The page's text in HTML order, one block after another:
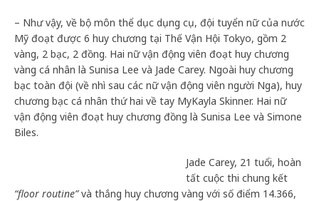
– Như vậy, về bộ môn thể dục dụng cụ, đội tuyển nữ của nước
Mỹ đoạt được 6 huy chương tại Thế Vận Hội Tokyo, gồm 2
vàng, 2 bạc, 2 đồng. Hai nữ vận động viên đoạt huy chương
vàng cá nhân là Sunisa Lee và Jade Carey. Ngoài huy chương
bạc toàn đội (về nhì sau các nữ vận động viên người Nga), huy
chương bạc cá nhân thứ hai về tay MyKayla Skinner. Hai nữ
vận động viên đoạt huy chương đồng là Sunisa Lee và Simone
Biles.
Jade Carey, 21 tuổi, hoàn
tất cuộc thi chung kết
“floor routine”và thắng huy chương vàng với số điểm 14.366,